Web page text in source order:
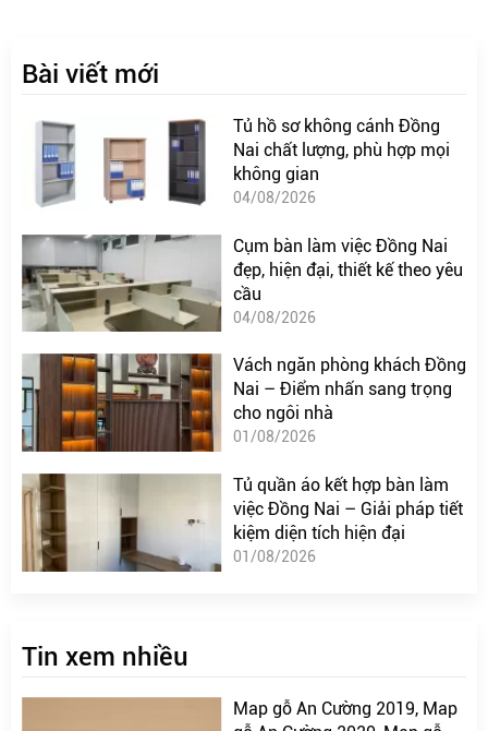
Bài viết mới
Tủ hồ sơ không cánh Đồng
Nai chất lượng, phù hợp mọi
không gian
04/08/2026
Cụm bàn làm việc Đồng Nai
đẹp, hiện đại, thiết kế theo yêu
cầu
04/08/2026
Vách ngăn phòng khách Đồng
Nai – Điểm nhấn sang trọng
cho ngôi nhà
01/08/2026
Tủ quần áo kết hợp bàn làm
việc Đồng Nai – Giải pháp tiết
kiệm diện tích hiện đại
01/08/2026
Tin xem nhiều
Map gỗ An Cường 2019, Map